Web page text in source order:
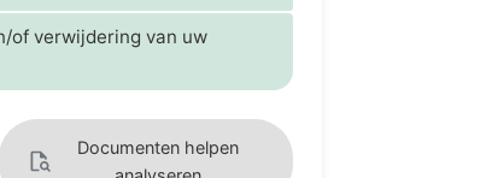
of verwijdering van uw
Documenten helpen